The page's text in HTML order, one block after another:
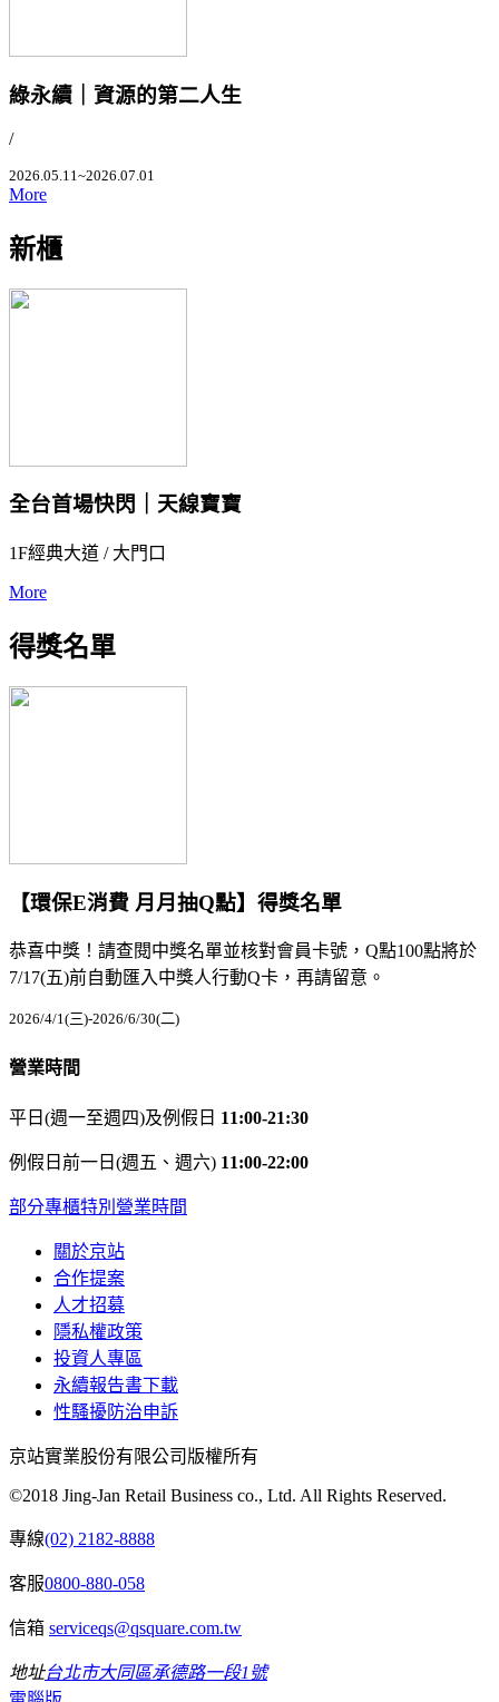
綠永續｜資源的第二人生
/
2026.05.11~2026.07.01
More
新櫃
全台首場快閃｜天線寶寶
1F經典大道 / 大門口
More
得獎名單
【環保E消費 月月抽Q點】得獎名單
恭喜中獎！請查閱中獎名單並核對會員卡號，Q點100點將於
7/17(五)前自動匯入中獎人行動Q卡，再請留意。
2026/4/1(三)-2026/6/30(二)
營業時間
平日(週一至週四)及例假日 11:00-21:30
例假日前一日(週五、週六) 11:00-22:00
部分專櫃特別營業時間
關於京站
合作提案
人才招募
隱私權政策
投資人專區
永續報告書下載
性騷擾防治申訴
京站實業股份有限公司版權所有
©2018 Jing-Jan Retail Business co., Ltd. All Rights Reserved.
專線(02) 2182-8888
客服0800-880-058
信箱 serviceqs@qsquare.com.tw
地址台北市大同區承德路一段1號